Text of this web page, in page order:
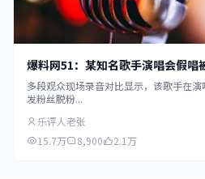
爆料网51：某知名歌手演唱会假唱
多段观众现场录音对比显示，该歌手在
发粉丝脱粉...
乐评人老张
15.7万
8,900 2.1万